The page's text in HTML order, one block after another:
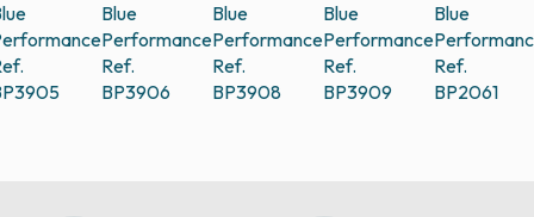
Blue
Performance
Ref.
BP3906
Blue
Performance
Ref.
BP3908
Blue
Performance
Ref.
BP3909
Blue
Ref.
BP2061